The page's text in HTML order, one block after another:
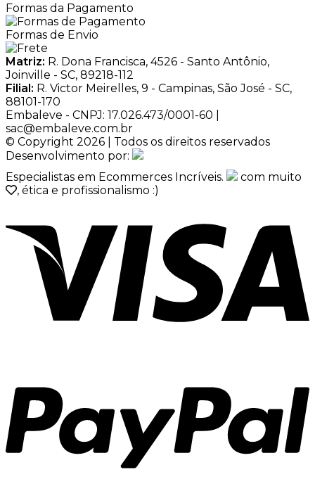
Formas da Pagamento
Formas de Envio
Matriz: R. Dona Francisca, 4526 - Santo Antônio,
Joinville - SC, 89218-112
Filial: R. Victor Meirelles, 9 - Campinas, São José - SC,
88101-170
Embaleve - CNPJ: 17.026.473/0001-60 |
sac@embaleve.com.br
© Copyright 2026 | Todos os direitos reservados
Desenvolvimento por:
Especialistas em Ecommerces Incríveis.
com muito
, ética e profissionalismo :)